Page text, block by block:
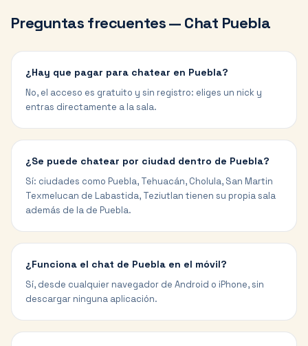
Preguntas frecuentes — Chat Puebla
¿Hay que pagar para chatear en Puebla?
No, el acceso es gratuito y sin registro: eliges un nick y
entras directamente a la sala.
¿Se puede chatear por ciudad dentro de Puebla?
Sí: ciudades como Puebla, Tehuacán, Cholula, San Martin
Texmelucan de Labastida, Teziutlan tienen su propia sala
además de la de Puebla.
¿Funciona el chat de Puebla en el móvil?
Sí, desde cualquier navegador de Android o iPhone, sin
descargar ninguna aplicación.